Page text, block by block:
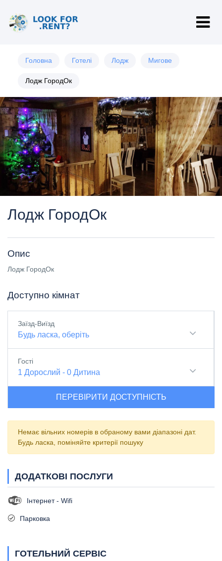
Головна Готелі Лодж Мигове
Лодж ГородОк
Лодж ГородОк
Опис
Лодж ГородОк
Доступно кімнат
Заїзд-Виїзд
Будь ласка, оберіть
Гості
1 Дорослий - 0 Дитина
ПЕРЕВІРИТИ ДОСТУПНІСТЬ
Немає вільних номерів в обраному вами діапазоні дат.
Будь ласка, поміняйте критерії пошуку
ДОДАТКОВІ ПОСЛУГИ
Інтернет - Wifi
Парковка
ГОТЕЛЬНИЙ СЕРВІС